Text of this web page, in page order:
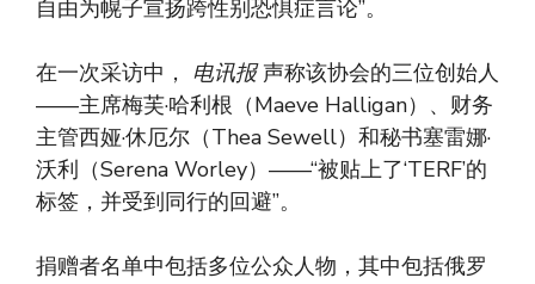
自由为幌子宣扬跨性别恐惧症言论”。
在一次采访中， 电讯报声称该协会的三位创始人
——主席梅芙·哈利根（Maeve Halligan）、财务
主管西娅·休厄尔（Thea Sewell）和秘书塞雷娜·
沃利（Serena Worley）——“被贴上了‘TERF’的
标签，并受到同行的回避”。
捐赠者名单中包括多位公众人物，其中包括俄罗